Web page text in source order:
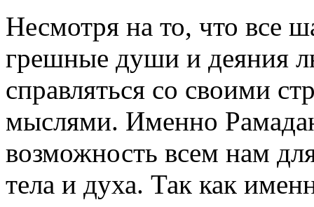
Несмотря на то, что все
грешные души и деяния
справляться со своими
мыслями. Именно
возможность всем нам
тела и духа. Так как